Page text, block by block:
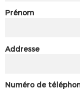
Prénom
Addresse
Numéro de